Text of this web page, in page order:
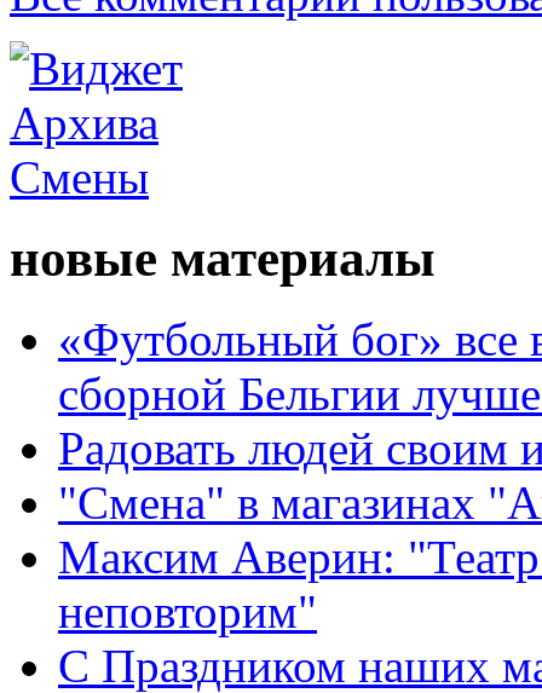
новые материалы
«Футбольный бог» все
сборной Бельгии
Радовать людей своим
"Смена" в магазинах
Максим Аверин:
неповторим"
С Праздником наших